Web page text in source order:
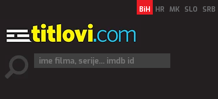
BiH HR MK SLO SRB